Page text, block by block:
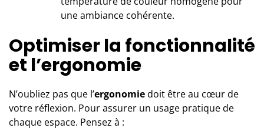
une ambiance cohérente.
Optimiser la fonctionnalité
et l’ergonomie
N’oubliez pas que l’ergonomiedoit être au cœur de
votre réflexion. Pour assurer un usage pratique de
chaque espace. Pensez à :